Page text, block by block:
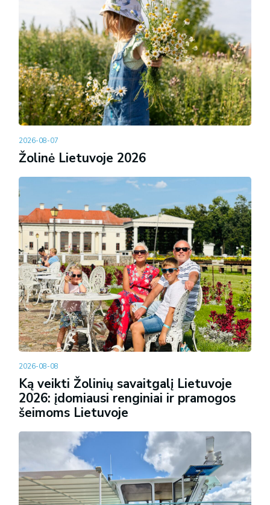
2026-08-07
Žolinė Lietuvoje 2026
2026-08-08
Ką veikti Žolinių savaitgalį Lietuvoje
2026: įdomiausi renginiai ir pramogos
šeimoms Lietuvoje